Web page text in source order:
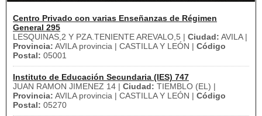
Centro Privado con varias Enseñanzas de Régimen
General 295
LESQUINAS,2 Y PZA.TENIENTE AREVALO,5 | Ciudad: AVILA |
Provincia: AVILA provincia | CASTILLA Y LEÓN | Código
Postal: 05001
Instituto de Educación Secundaria (IES) 747
JUAN RAMON JIMENEZ 14 | Ciudad: TIEMBLO (EL) |
Provincia: AVILA provincia | CASTILLA Y LEÓN | Código
Postal: 05270